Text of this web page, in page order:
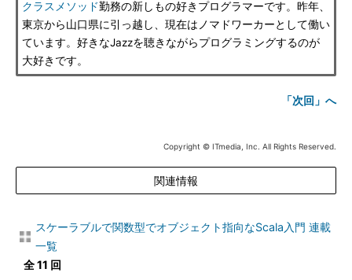
クラスメソッド勤務の新しもの好きプログラマーです。昨年、
東京から山口県に引っ越し、現在はノマドワーカーとして働い
ています。好きなJazzを聴きながらプログラミングするのが
大好きです。
「次回」へ
Copyright © ITmedia, Inc. All Rights Reserved.
関連情報
スケーラブルで関数型でオブジェクト指向なScala入門 連載
一覧
全 11 回